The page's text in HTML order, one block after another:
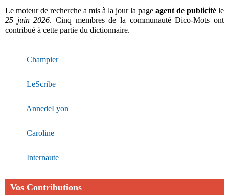
Le moteur de recherche a mis à la jour la page agent de publicité le
25 juin 2026. Cinq membres de la communauté Dico-Mots ont
contribué à cette partie du dictionnaire.
Champier
LeScribe
AnnedeLyon
Caroline
Internaute
Vos Contributions